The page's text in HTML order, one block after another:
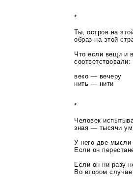
*
Ты, остров на
образ на этой
Что если вещи и
веко — вечеру
нить — нити
*
Человек
зная — тысячи
У него две мысли
Если он
Если он ни разу
Во втором